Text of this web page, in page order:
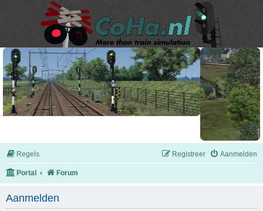
Regels Aanmelden
Registreer
Portal Forum
Aanmelden